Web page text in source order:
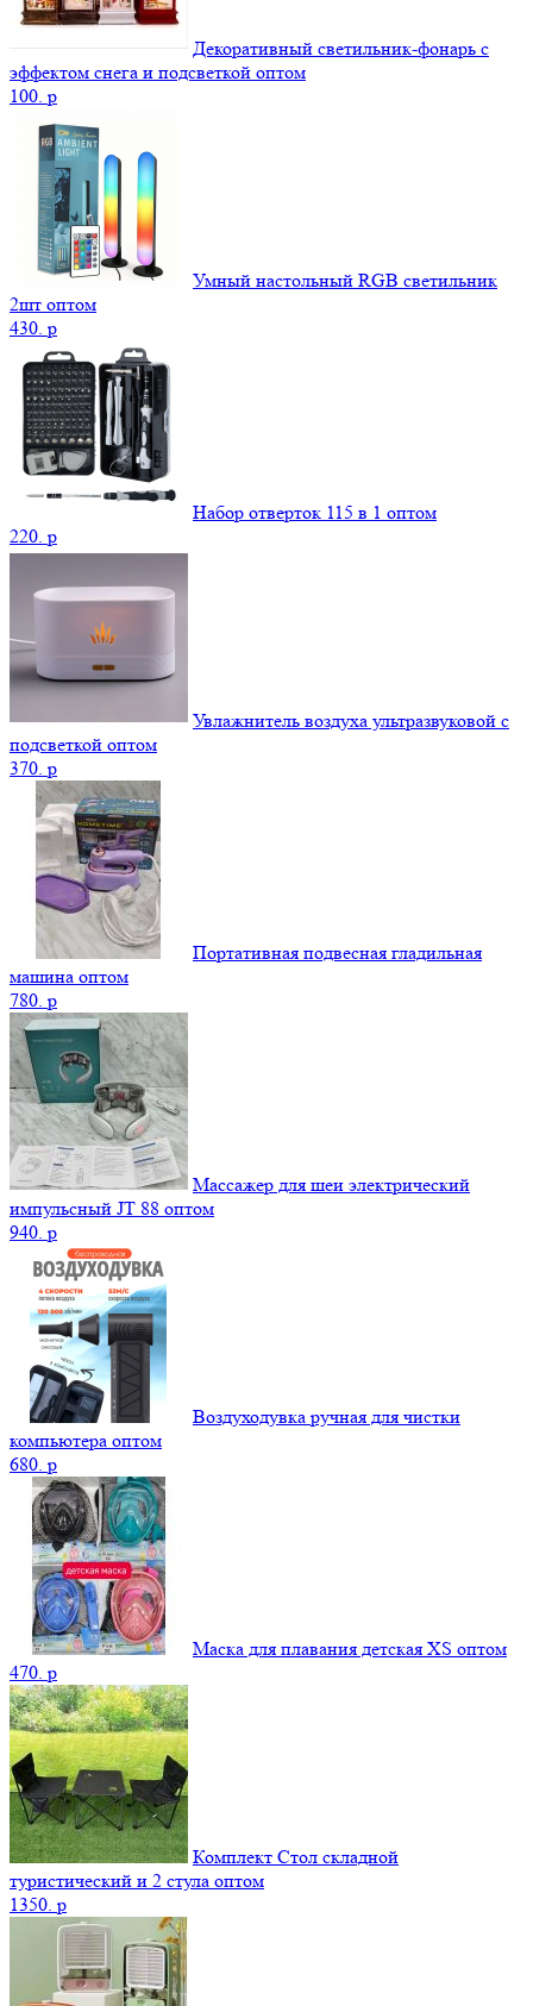
Декоративный светильник-фонарь с
эффектом снега и подсветкой оптом
100. p
Умный настольный RGB светильник
2шт оптом
430. p
Набор отверток 115 в 1 оптом
220. p
Увлажнитель воздуха ультразвуковой с
подсветкой оптом
370. p
Портативная подвесная гладильная
машина оптом
780. p
Массажер для шеи электрический
импульсный JT 88 оптом
940. p
Воздуходувка ручная для чистки
компьютера оптом
680. p
Маска для плавания детская XS оптом
470. p
Комплект Стол складной
туристический и 2 стула оптом
1350. p